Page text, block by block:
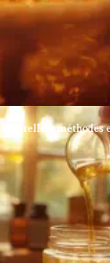
: méthodes